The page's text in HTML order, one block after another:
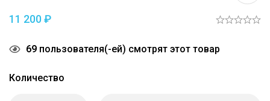
11 200₽
69 пользователя(-ей) смотрят этот товар
Количество